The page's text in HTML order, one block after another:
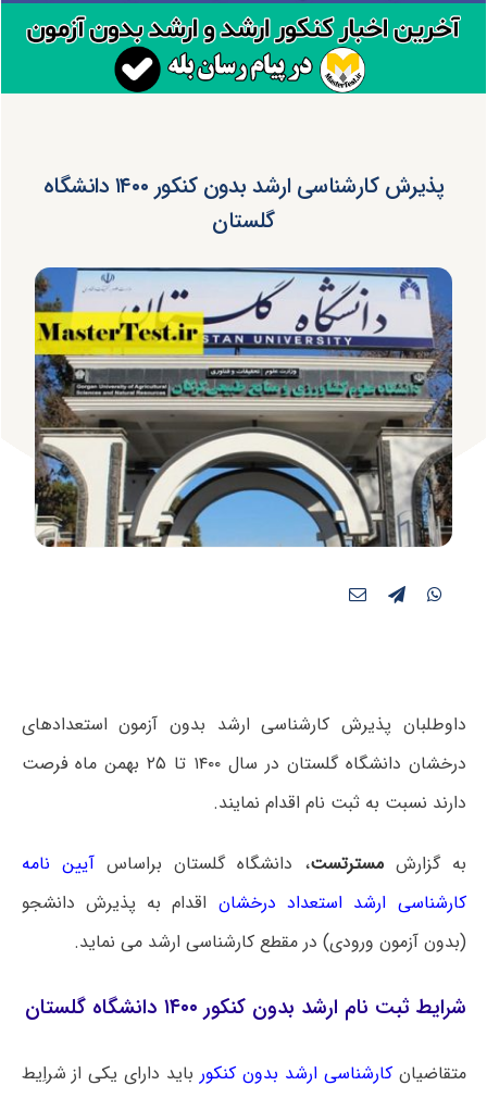
پذیرش کارشناسی ارشد بدون کنکور ۱۴۰۰ دانشگاه
گلستان
داوطلبان پذیرش کارشناسی ارشد بدون آزمون استعدادهای
درخشان دانشگاه گلستان در سال ۱۴۰۰ تا ۲۵ بهمن ماه فرصت
دارند نسبت به ثبت نام اقدام نمایند.
به گزارشمسترتست، دانشگاه گلستان براساسآیین نامه
کارشناسی ارشد استعداد درخشان اقدام به پذیرش دانشجو
(بدون آزمون ورودی) در مقطع کارشناسی ارشد می نماید.
شرایط ثبت نام ارشد بدون کنکور ۱۴۰۰ دانشگاه گلستان
متقاضیانکارشناسی ارشد بدون کنکور باید دارای یکی از شراِیط